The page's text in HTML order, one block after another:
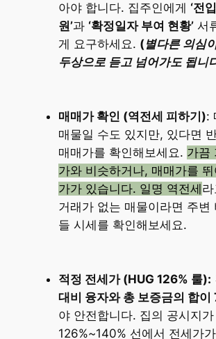
아야 합니다. 집주인에게 ‘전
원’과 ‘확정일자 부여 현황’서
게 요구하세요. (별다른 의심
두상으로 듣고 넘어가도 됩니
매매가 확인 (역전세 피하기):
매물일 수도 있지만, 있다면
매매가를 확인해보세요. 가끔
가와 비슷하거나, 매매가를
가가 있습니다. 일명 역전세
거래가 없는 매물이라면 주변
들 시세를 확인해보세요.
적정 전세가 (HUG 126% 룰):
대비 융자와 총 보증금의 합이
야 안전합니다. 집의 공시지
126%~140% 선에서 전세가